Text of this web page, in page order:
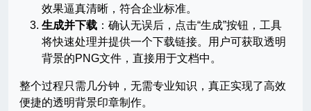
效果逼真清晰，符合企业标准。
生成并下载 ：确认无误后，点击“生成”按钮，工具
将快速处理并提供一个下载链接。用户可获取透明
背景的PNG文件，直接用于文档中。
整个过程只需几分钟，无需专业知识，真正实现了高效
便捷的透明背景印章制作。